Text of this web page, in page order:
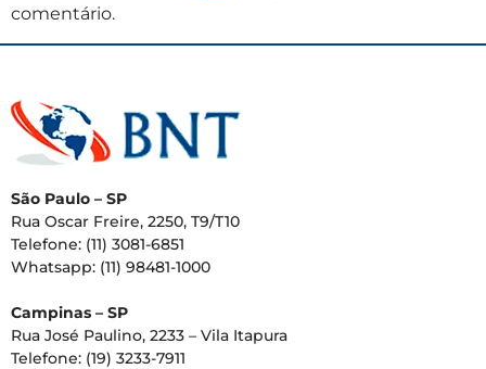
comentário.
São Paulo – SP
Rua Oscar Freire, 2250, T9/T10
Telefone: (11) 3081-6851
Whatsapp: (11) 98481-1000
Campinas – SP
Rua José Paulino, 2233 – Vila Itapura
Telefone: (19) 3233-7911